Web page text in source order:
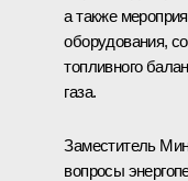
а также
оборудования,
топливного
газа.
Заместитель
вопросы